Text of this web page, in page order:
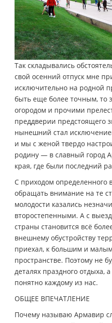
Так складывались
свой осенний отпуск мне
исключительно на родной
быть еще более точным, то
огородом и прочими
преддверии предстоящего
нынешний стал
и мы с женой твердо
родину — в славный город
края, где были последний
С приходом определенного
обращать внимание на те
молодости казались
второстепенными. А с
страны становится всё
внешнему обустройству
приехал, к большим и
пространстве. Поэтому не
деталях праздного отдыха,
понятно каждому из нас.
ОБЩЕЕ ВПЕЧАТЛЕНИЕ
Почему называю Армавир